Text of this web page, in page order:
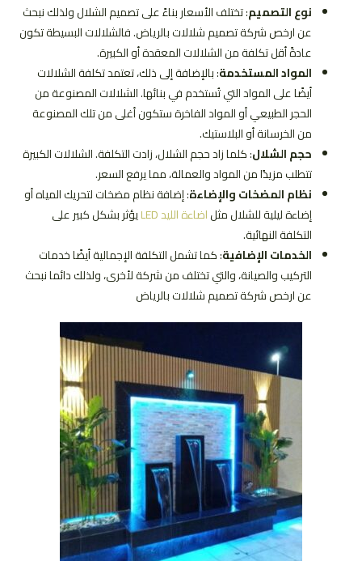
نوع التصميم: تختلف الأسعار بناءً على تصميم الشلال ولذلك نبحث
عن ارخص شركة تصميم شلالات بالرياض. فالشلالات البسيطة تكون
عادةً أقل تكلفة من الشلالات المعقدة أو الكبيرة.
المواد المستخدمة: بالإضافة إلى ذلك، تعتمد تكلفة الشلالات
أيضًا على المواد التي تُستخدم في بنائها. الشلالات المصنوعة من
الحجر الطبيعي أو المواد الفاخرة ستكون أغلى من تلك المصنوعة
من الخرسانة أو البلاستيك.
حجم الشلال: كلما زاد حجم الشلال، زادت التكلفة. الشلالات الكبيرة
تتطلب مزيدًا من المواد والعمالة، مما يرفع السعر.
نظام المضخات والإضاءة: إضافة نظام مضخات لتحريك المياه أو
إضاءة ليلية للشلال مثلاضاءة الليد LED
يؤثر بشكل كبير على
التكلفة النهائية.
الخدمات الإضافية: كما تشمل التكلفة الإجمالية أيضًا خدمات
التركيب والصيانة، والتي تختلف من شركة لأخرى، ولذلك دائما نبحث
عن ارخص شركة تصميم شلالات بالرياض